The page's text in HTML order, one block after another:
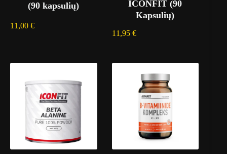
(90 kapsulių)
11,00 €
ICONFIT (90
Kapsulių)
11,95 €